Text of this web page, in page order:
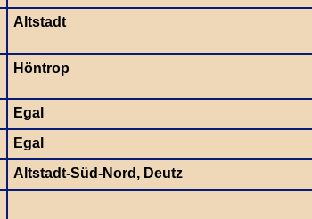
Altstadt
Höntrop
Egal
Egal
Altstadt-Süd-Nord, Deutz